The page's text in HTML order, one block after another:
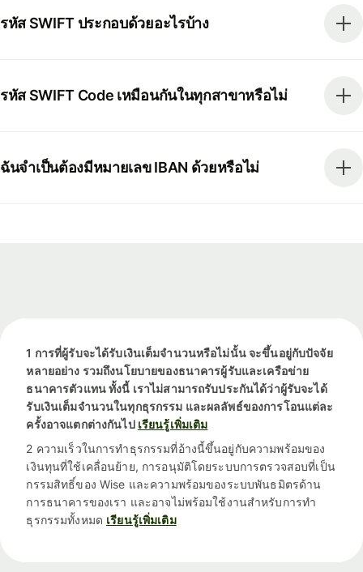
รหัส SWIFT ประกอบด้วยอะไรบ้าง
รหัส SWIFT Code เหมือนกันในทุกสาขาหรือไม่
ฉันจำเป็นต้องมีหมายเลข IBAN ด้วยหรือไม่
1 การที่ผู้รับจะได้รับเงินเต็มจำนวนหรือไม่นั้น จะขึ้นอยู่กับปัจจัย
หลายอย่าง รวมถึงนโยบายของธนาคารผู้รับและเครือข่าย
ธนาคารตัวแทน ทั้งนี้ เราไม่สามารถรับประกันได้ว่าผู้รับจะได้
รับเงินเต็มจำนวนในทุกธุรกรรม และผลลัพธ์ของการโอนแต่ละ
ครั้งอาจแตกต่างกันไป เรียนรู้เพิ่มเติม
2 ความเร็วในการทำธุรกรรมที่อ้างนี้ขึ้นอยู่กับความพร้อมของ
เงินทุนที่ใช้เคลื่อนย้าย, การอนุมัติโดยระบบการตรวจสอบที่เป็น
กรรมสิทธิ์ของ Wise และความพร้อมของระบบพันธมิตรด้าน
การธนาคารของเรา และอาจไม่พร้อมใช้งานสำหรับการทำ
ธุรกรรมทั้งหมด เรียนรู้เพิ่มเติม